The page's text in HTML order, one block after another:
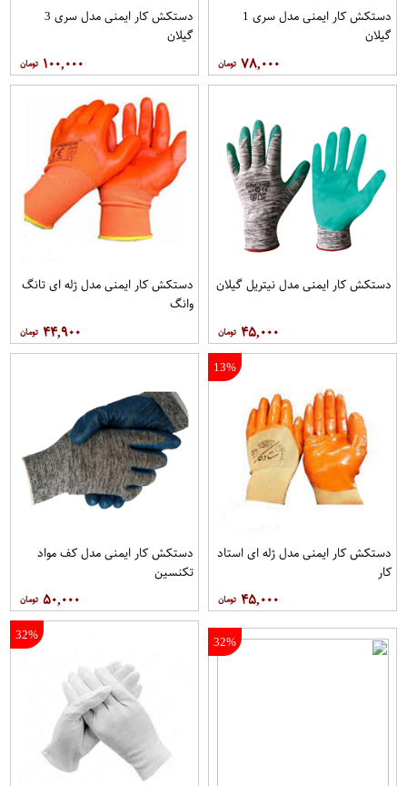
دستکش کار ایمنی مدل سری 1
گیلان
۷۸,۰۰۰
دستکش کار ایمنی مدل سری 3
گیلان
۱۰۰,۰۰۰
دستکش کار ایمنی مدل نیتریل گیلان
۴۵,۰۰۰
دستکش کار ایمنی مدل ژله ای تانگ
وانگ
۴۴,۹۰۰
13%
دستکش کار ایمنی مدل ژله ای استاد
کار
۴۵,۰۰۰
دستکش کار ایمنی مدل کف مواد
تکنسین
۵۰,۰۰۰
32%
32%